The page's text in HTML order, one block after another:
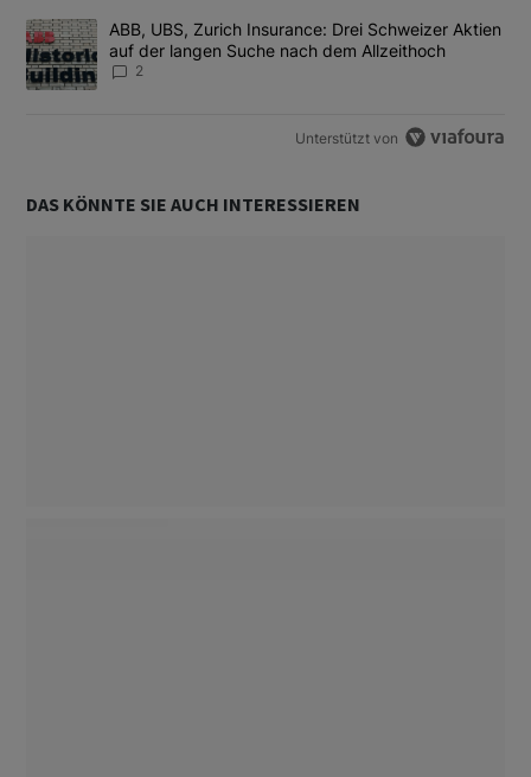
Ein Trendartikel mit dem Titel "ABB, UBS, Zurich Insurance:
ABB, UBS, Zurich Insurance: Drei Schweizer Aktien
auf der langen Suche nach dem Allzeithoch
2
Unterstützt von
DAS KÖNNTE SIE AUCH INTERESSIEREN